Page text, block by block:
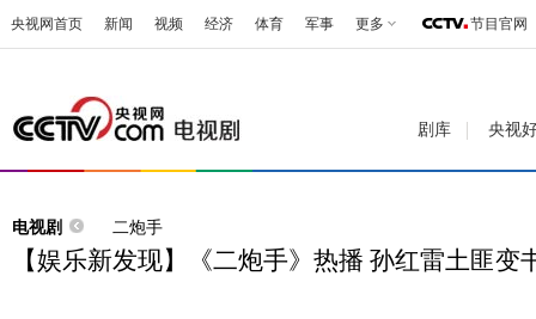
央视网首页 新闻 视频 经济 体育 军事 更多 节目官网
剧库 央视
电视剧 二炮手
【娱乐新发现】《二炮手》热播 孙红雷土匪变